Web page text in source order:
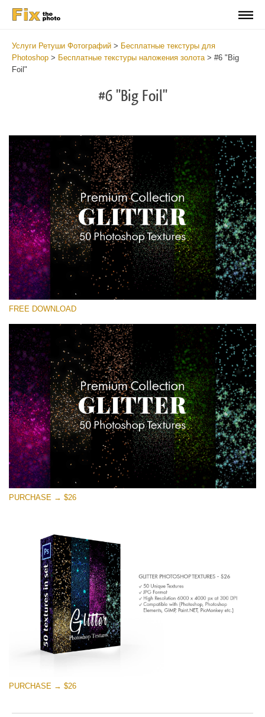
Услуги Ретуши Фотографий > Бесплатные текстуры для
Photoshop > Бесплатные текстуры наложения золота> #6 "Big
Foil"
#6 "Big Foil"
Выберите Вариант
Small 800*533px
Universe Stars Glitters
(50 Textures)
Large 6000*4000px
Entire Collection
(1783 Overlays)
Large 6000*4000px
Скачать Бесплатно
FREE DOWNLOAD
PURCHASE → $26
PURCHASE → $26